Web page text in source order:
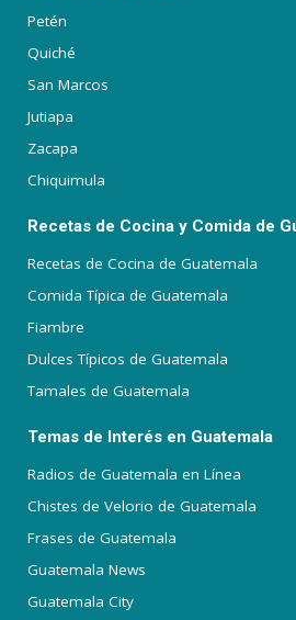
Petén
Quiché
San Marcos
Jutiapa
Zacapa
Chiquimula
Recetas de Cocina y Comida de
Recetas de Cocina de Guatemala
Comida Típica de Guatemala
Fiambre
Dulces Típicos de Guatemala
Tamales de Guatemala
Temas de Interés en Guatemala
Radios de Guatemala en Línea
Chistes de Velorio de Guatemala
Frases de Guatemala
Guatemala News
Guatemala City